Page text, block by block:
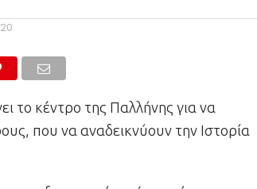
το κέντρο της Παλλήνης για να
που να αναδεικνύουν την Ιστορία